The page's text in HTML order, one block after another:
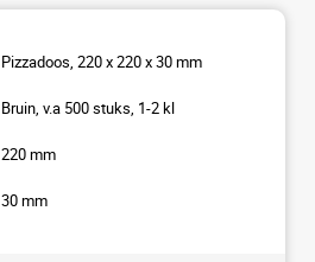
Pizzadoos, 220 x 220 x 30 mm
Bruin, v.a 500 stuks, 1-2 kl
220 mm
30 mm